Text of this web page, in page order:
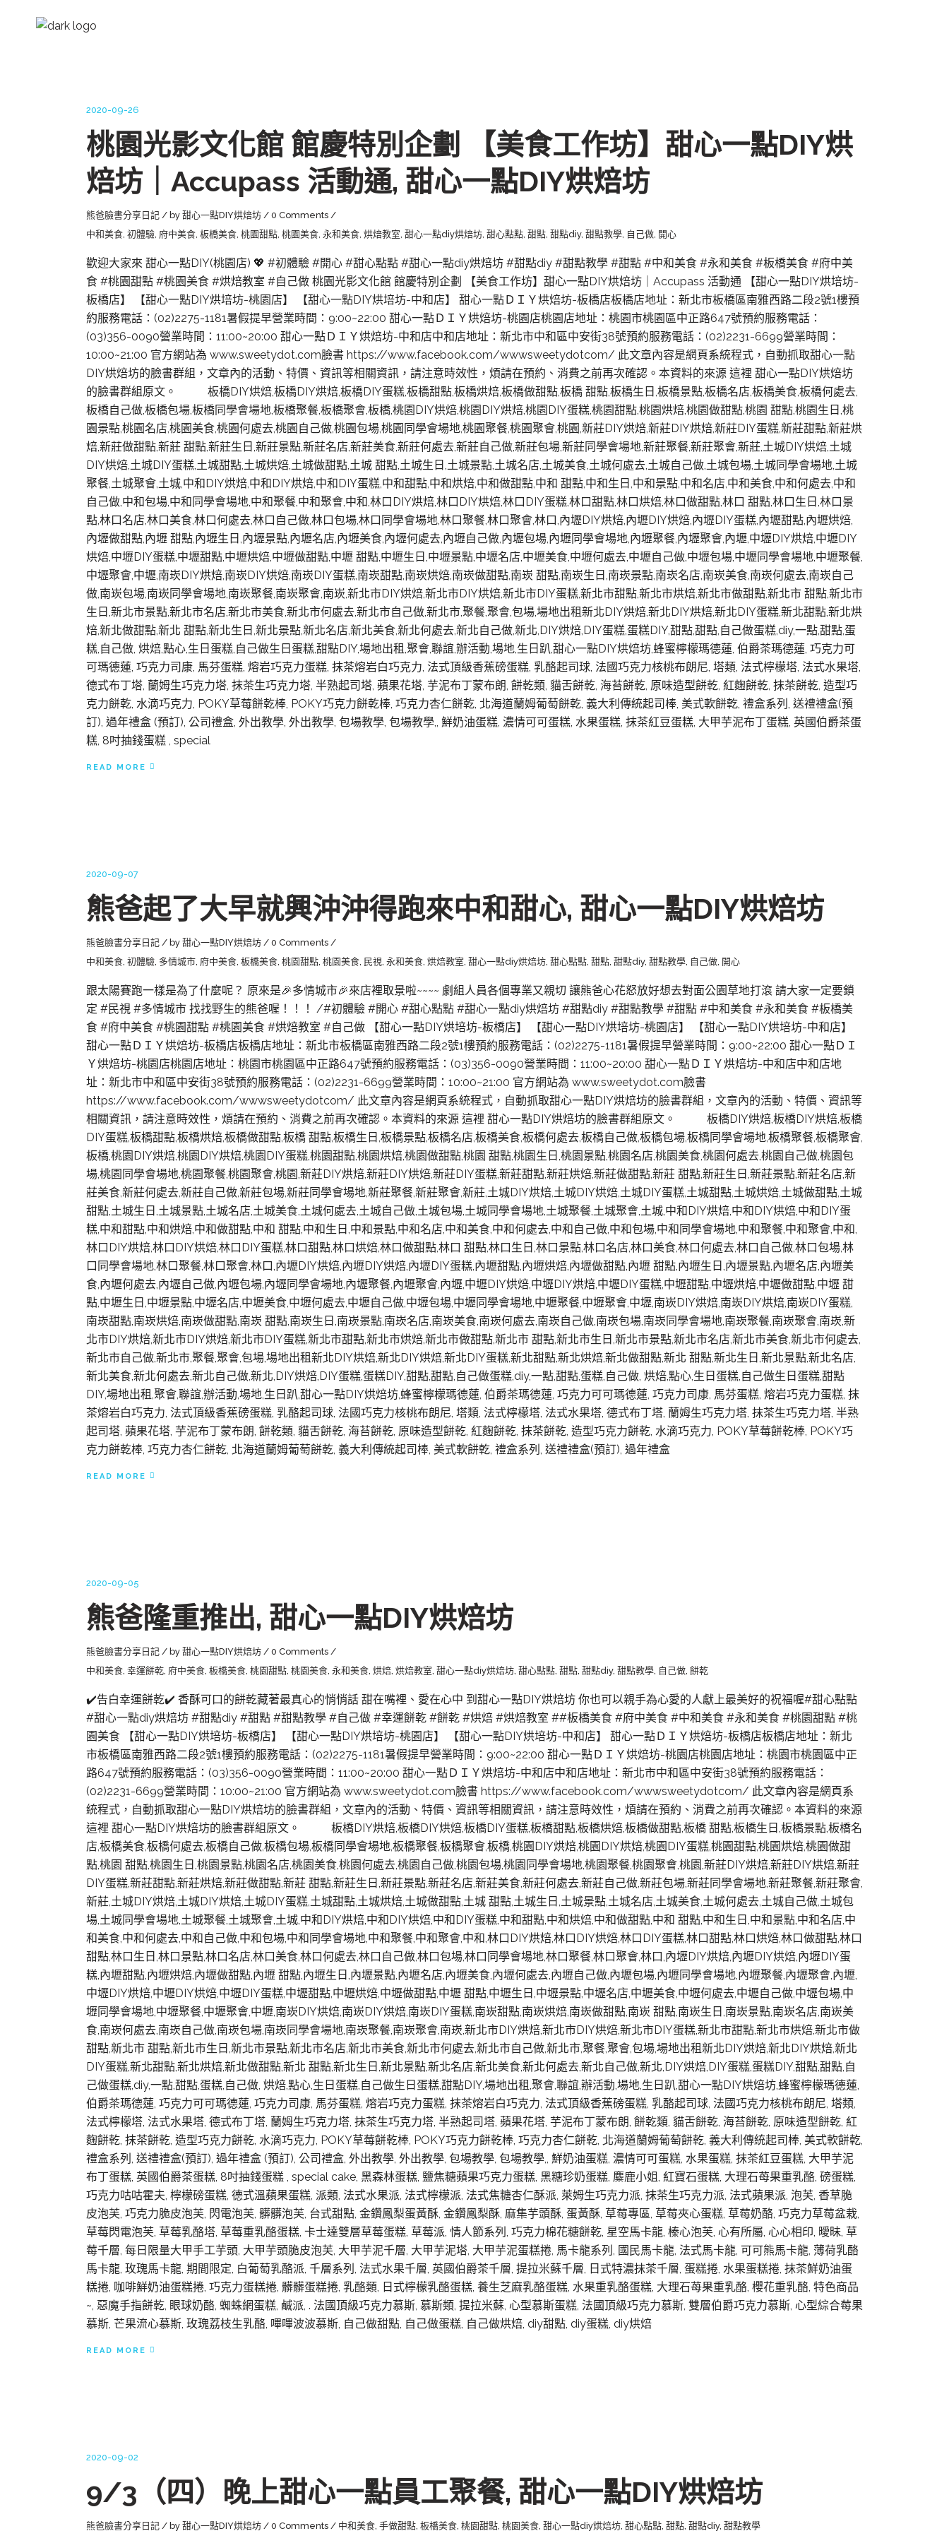
2020-09-26
桃園光影文化館 館慶特別企劃 【美食工作坊】甜心一點DIY烘
焙坊｜Accupass 活動通, 甜心一點DIY烘焙坊
熊爸臉書分享日記 by 甜心一點DIY烘焙坊
0 Comments
中和美食, 初體驗, 府中美食, 板橋美食, 桃園甜點, 桃園美食, 永和美食, 烘焙教室, 甜心一點diy烘焙坊, 甜心點點, 甜點, 甜點diy, 甜點教學, 自己做, 開心
歡迎大家來 甜心一點DIY(桃園店) 💖 #初體驗 #開心 #甜心點點 #甜心一點diy烘焙坊 #甜點diy #甜點教學 #甜點 #中和美食 #永和美食 #板橋美食 #府中美
食 #桃園甜點 #桃園美食 #烘焙教室 #自己做 桃園光影文化館 館慶特別企劃 【美食工作坊】甜心一點DIY烘焙坊｜Accupass 活動通 【甜心一點DIY烘培坊-
板橋店】 【甜心一點DIY烘培坊-桃園店】 【甜心一點DIY烘培坊-中和店】 甜心一點ＤＩＹ烘焙坊-板橋店板橋店地址：新北市板橋區南雅西路二段2號1樓預
約服務電話：(02)2275-1181暑假提早營業時間：9:00~22:00 甜心一點ＤＩＹ烘焙坊-桃園店桃園店地址：桃園市桃園區中正路647號預約服務電話：
(03)356-0090營業時間：11:00~20:00 甜心一點ＤＩＹ烘焙坊-中和店中和店地址：新北市中和區中安街38號預約服務電話：(02)2231-6699營業時間：
10:00~21:00 官方網站為 www.sweetydot.com臉書 https://www.facebook.com/wwwsweetydotcom/ 此文章內容是網頁系統程式，自動抓取甜心一點
DIY烘焙坊的臉書群組，文章內的活動、特價、資訊等相關資訊，請注意時效性，煩請在預約、消費之前再次確認。本資料的來源 這裡 甜心一點DIY烘焙坊
的臉書群組原文。 板橋DIY烘焙,板橋DIY烘焙,板橋DIY蛋糕,板橋甜點,板橋烘焙,板橋做甜點,板橋 甜點,板橋生日,板橋景點,板橋名店,板橋美食,板橋何處去,
板橋自己做,板橋包場,板橋同學會場地,板橋聚餐,板橋聚會,板橋,桃園DIY烘焙,桃園DIY烘焙,桃園DIY蛋糕,桃園甜點,桃園烘焙,桃園做甜點,桃園 甜點,桃園生日,桃
園景點,桃園名店,桃園美食,桃園何處去,桃園自己做,桃園包場,桃園同學會場地,桃園聚餐,桃園聚會,桃園,新莊DIY烘焙,新莊DIY烘焙,新莊DIY蛋糕,新莊甜點,新莊烘
焙,新莊做甜點,新莊 甜點,新莊生日,新莊景點,新莊名店,新莊美食,新莊何處去,新莊自己做,新莊包場,新莊同學會場地,新莊聚餐,新莊聚會,新莊,土城DIY烘焙,土城
DIY烘焙,土城DIY蛋糕,土城甜點,土城烘焙,土城做甜點,土城 甜點,土城生日,土城景點,土城名店,土城美食,土城何處去,土城自己做,土城包場,土城同學會場地,土城
聚餐,土城聚會,土城,中和DIY烘焙,中和DIY烘焙,中和DIY蛋糕,中和甜點,中和烘焙,中和做甜點,中和 甜點,中和生日,中和景點,中和名店,中和美食,中和何處去,中和
自己做,中和包場,中和同學會場地,中和聚餐,中和聚會,中和,林口DIY烘焙,林口DIY烘焙,林口DIY蛋糕,林口甜點,林口烘焙,林口做甜點,林口 甜點,林口生日,林口景
點,林口名店,林口美食,林口何處去,林口自己做,林口包場,林口同學會場地,林口聚餐,林口聚會,林口,內壢DIY烘焙,內壢DIY烘焙,內壢DIY蛋糕,內壢甜點,內壢烘焙,
內壢做甜點,內壢 甜點,內壢生日,內壢景點,內壢名店,內壢美食,內壢何處去,內壢自己做,內壢包場,內壢同學會場地,內壢聚餐,內壢聚會,內壢,中壢DIY烘焙,中壢DIY
烘焙,中壢DIY蛋糕,中壢甜點,中壢烘焙,中壢做甜點,中壢 甜點,中壢生日,中壢景點,中壢名店,中壢美食,中壢何處去,中壢自己做,中壢包場,中壢同學會場地,中壢聚餐,
中壢聚會,中壢,南崁DIY烘焙,南崁DIY烘焙,南崁DIY蛋糕,南崁甜點,南崁烘焙,南崁做甜點,南崁 甜點,南崁生日,南崁景點,南崁名店,南崁美食,南崁何處去,南崁自己
做,南崁包場,南崁同學會場地,南崁聚餐,南崁聚會,南崁,新北市DIY烘焙,新北市DIY烘焙,新北市DIY蛋糕,新北市甜點,新北市烘焙,新北市做甜點,新北市 甜點,新北市
生日,新北市景點,新北市名店,新北市美食,新北市何處去,新北市自己做,新北市,聚餐,聚會,包場,場地出租新北DIY烘焙,新北DIY烘焙,新北DIY蛋糕,新北甜點,新北烘
焙,新北做甜點,新北 甜點,新北生日,新北景點,新北名店,新北美食,新北何處去,新北自己做,新北,DIY烘焙,DIY蛋糕,蛋糕DIY,甜點,甜點,自己做蛋糕,diy,一點,甜點,蛋
糕,自己做, 烘焙,點心,生日蛋糕,自己做生日蛋糕,甜點DIY,場地出租,聚會,聯誼,辦活動,場地,生日趴,甜心一點DIY烘焙坊,蜂蜜檸檬瑪德蓮, 伯爵茶瑪德蓮, 巧克力可
可瑪德蓮, 巧克力司康, 馬芬蛋糕, 熔岩巧克力蛋糕, 抹茶熔岩白巧克力, 法式頂級香蕉磅蛋糕, 乳酪起司球, 法國巧克力核桃布朗尼, 塔類, 法式檸檬塔, 法式水果塔,
德式布丁塔, 蘭姆生巧克力塔, 抹茶生巧克力塔, 半熟起司塔, 蘋果花塔, 芋泥布丁蒙布朗, 餅乾類, 貓舌餅乾, 海苔餅乾, 原味造型餅乾, 紅麴餅乾, 抹茶餅乾, 造型巧
克力餅乾, 水滴巧克力, POKY草莓餅乾棒, POKY巧克力餅乾棒, 巧克力杏仁餅乾, 北海道蘭姆葡萄餅乾, 義大利傳統起司棒, 美式軟餅亁, 禮盒系列, 送禮禮盒(預
訂), 過年禮盒 (預訂), 公司禮盒, 外出教學, 外出教學, 包場教學, 包場教學,, 鮮奶油蛋糕, 濃情可可蛋糕, 水果蛋糕, 抹茶紅豆蛋糕, 大甲芋泥布丁蛋糕, 英國伯爵茶蛋
糕, 8吋抽錢蛋糕 , special
READ MORE
2020-09-07
熊爸起了大早就興沖沖得跑來中和甜心, 甜心一點DIY烘焙坊
熊爸臉書分享日記 by 甜心一點DIY烘焙坊
0 Comments
中和美食, 初體驗, 多情城市, 府中美食, 板橋美食, 桃園甜點, 桃園美食, 民視, 永和美食, 烘焙教室, 甜心一點diy烘焙坊, 甜心點點, 甜點, 甜點diy, 甜點教學, 自己做, 開心
跟太陽賽跑一樣是為了什麼呢？ 原來是🎉多情城市🎉來店裡取景啦~~~~ 劇組人員各個專業又親切 讓熊爸心花怒放好想去對面公園草地打滾 請大家一定要鎖
定 #民視 #多情城市 找找野生的熊爸喔！！！ /#初體驗 #開心 #甜心點點 #甜心一點diy烘焙坊 #甜點diy #甜點教學 #甜點 #中和美食 #永和美食 #板橋美
食 #府中美食 #桃園甜點 #桃園美食 #烘焙教室 #自己做 【甜心一點DIY烘培坊-板橋店】 【甜心一點DIY烘培坊-桃園店】 【甜心一點DIY烘培坊-中和店】
甜心一點ＤＩＹ烘焙坊-板橋店板橋店地址：新北市板橋區南雅西路二段2號1樓預約服務電話：(02)2275-1181暑假提早營業時間：9:00~22:00 甜心一點ＤＩ
Ｙ烘焙坊-桃園店桃園店地址：桃園市桃園區中正路647號預約服務電話：(03)356-0090營業時間：11:00~20:00 甜心一點ＤＩＹ烘焙坊-中和店中和店地
址：新北市中和區中安街38號預約服務電話：(02)2231-6699營業時間：10:00~21:00 官方網站為 www.sweetydot.com臉書
https://www.facebook.com/wwwsweetydotcom/ 此文章內容是網頁系統程式，自動抓取甜心一點DIY烘焙坊的臉書群組，文章內的活動、特價、資訊等
相關資訊，請注意時效性，煩請在預約、消費之前再次確認。本資料的來源 這裡 甜心一點DIY烘焙坊的臉書群組原文。 板橋DIY烘焙,板橋DIY烘焙,板橋
DIY蛋糕,板橋甜點,板橋烘焙,板橋做甜點,板橋 甜點,板橋生日,板橋景點,板橋名店,板橋美食,板橋何處去,板橋自己做,板橋包場,板橋同學會場地,板橋聚餐,板橋聚會,
板橋,桃園DIY烘焙,桃園DIY烘焙,桃園DIY蛋糕,桃園甜點,桃園烘焙,桃園做甜點,桃園 甜點,桃園生日,桃園景點,桃園名店,桃園美食,桃園何處去,桃園自己做,桃園包
場,桃園同學會場地,桃園聚餐,桃園聚會,桃園,新莊DIY烘焙,新莊DIY烘焙,新莊DIY蛋糕,新莊甜點,新莊烘焙,新莊做甜點,新莊 甜點,新莊生日,新莊景點,新莊名店,新
莊美食,新莊何處去,新莊自己做,新莊包場,新莊同學會場地,新莊聚餐,新莊聚會,新莊,土城DIY烘焙,土城DIY烘焙,土城DIY蛋糕,土城甜點,土城烘焙,土城做甜點,土城
甜點,土城生日,土城景點,土城名店,土城美食,土城何處去,土城自己做,土城包場,土城同學會場地,土城聚餐,土城聚會,土城,中和DIY烘焙,中和DIY烘焙,中和DIY蛋
糕,中和甜點,中和烘焙,中和做甜點,中和 甜點,中和生日,中和景點,中和名店,中和美食,中和何處去,中和自己做,中和包場,中和同學會場地,中和聚餐,中和聚會,中和,
林口DIY烘焙,林口DIY烘焙,林口DIY蛋糕,林口甜點,林口烘焙,林口做甜點,林口 甜點,林口生日,林口景點,林口名店,林口美食,林口何處去,林口自己做,林口包場,林
口同學會場地,林口聚餐,林口聚會,林口,內壢DIY烘焙,內壢DIY烘焙,內壢DIY蛋糕,內壢甜點,內壢烘焙,內壢做甜點,內壢 甜點,內壢生日,內壢景點,內壢名店,內壢美
食,內壢何處去,內壢自己做,內壢包場,內壢同學會場地,內壢聚餐,內壢聚會,內壢,中壢DIY烘焙,中壢DIY烘焙,中壢DIY蛋糕,中壢甜點,中壢烘焙,中壢做甜點,中壢 甜
點,中壢生日,中壢景點,中壢名店,中壢美食,中壢何處去,中壢自己做,中壢包場,中壢同學會場地,中壢聚餐,中壢聚會,中壢,南崁DIY烘焙,南崁DIY烘焙,南崁DIY蛋糕,
南崁甜點,南崁烘焙,南崁做甜點,南崁 甜點,南崁生日,南崁景點,南崁名店,南崁美食,南崁何處去,南崁自己做,南崁包場,南崁同學會場地,南崁聚餐,南崁聚會,南崁,新
北市DIY烘焙,新北市DIY烘焙,新北市DIY蛋糕,新北市甜點,新北市烘焙,新北市做甜點,新北市 甜點,新北市生日,新北市景點,新北市名店,新北市美食,新北市何處去,
新北市自己做,新北市,聚餐,聚會,包場,場地出租新北DIY烘焙,新北DIY烘焙,新北DIY蛋糕,新北甜點,新北烘焙,新北做甜點,新北 甜點,新北生日,新北景點,新北名店,
新北美食,新北何處去,新北自己做,新北,DIY烘焙,DIY蛋糕,蛋糕DIY,甜點,甜點,自己做蛋糕,diy,一點,甜點,蛋糕,自己做, 烘焙,點心,生日蛋糕,自己做生日蛋糕,甜點
DIY,場地出租,聚會,聯誼,辦活動,場地,生日趴,甜心一點DIY烘焙坊,蜂蜜檸檬瑪德蓮, 伯爵茶瑪德蓮, 巧克力可可瑪德蓮, 巧克力司康, 馬芬蛋糕, 熔岩巧克力蛋糕, 抹
茶熔岩白巧克力, 法式頂級香蕉磅蛋糕, 乳酪起司球, 法國巧克力核桃布朗尼, 塔類, 法式檸檬塔, 法式水果塔, 德式布丁塔, 蘭姆生巧克力塔, 抹茶生巧克力塔, 半熟
起司塔, 蘋果花塔, 芋泥布丁蒙布朗, 餅乾類, 貓舌餅乾, 海苔餅乾, 原味造型餅乾, 紅麴餅乾, 抹茶餅乾, 造型巧克力餅乾, 水滴巧克力, POKY草莓餅乾棒, POKY巧
克力餅乾棒, 巧克力杏仁餅乾, 北海道蘭姆葡萄餅乾, 義大利傳統起司棒, 美式軟餅亁, 禮盒系列, 送禮禮盒(預訂), 過年禮盒
READ MORE
2020-09-05
熊爸隆重推出, 甜心一點DIY烘焙坊
熊爸臉書分享日記 by 甜心一點DIY烘焙坊
0 Comments
中和美食, 幸運餅乾, 府中美食, 板橋美食, 桃園甜點, 桃園美食, 永和美食, 烘焙, 烘焙教室, 甜心一點diy烘焙坊, 甜心點點, 甜點, 甜點diy, 甜點教學, 自己做, 餅乾
✔️告白幸運餅乾✔️ 香酥可口的餅乾藏著最真心的悄悄話 甜在嘴裡、愛在心中 到甜心一點DIY烘焙坊 你也可以親手為心愛的人獻上最美好的祝福喔#甜心點點
#甜心一點diy烘焙坊 #甜點diy #甜點 #甜點教學 #自己做 #幸運餅乾 #餅乾 #烘焙 #烘焙教室 ##板橋美食 #府中美食 #中和美食 #永和美食 #桃園甜點 #桃
園美食 【甜心一點DIY烘培坊-板橋店】 【甜心一點DIY烘培坊-桃園店】 【甜心一點DIY烘培坊-中和店】 甜心一點ＤＩＹ烘焙坊-板橋店板橋店地址：新北
市板橋區南雅西路二段2號1樓預約服務電話：(02)2275-1181暑假提早營業時間：9:00~22:00 甜心一點ＤＩＹ烘焙坊-桃園店桃園店地址：桃園市桃園區中正
路647號預約服務電話：(03)356-0090營業時間：11:00~20:00 甜心一點ＤＩＹ烘焙坊-中和店中和店地址：新北市中和區中安街38號預約服務電話：
(02)2231-6699營業時間：10:00~21:00 官方網站為 www.sweetydot.com臉書 https://www.facebook.com/wwwsweetydotcom/ 此文章內容是網頁系
統程式，自動抓取甜心一點DIY烘焙坊的臉書群組，文章內的活動、特價、資訊等相關資訊，請注意時效性，煩請在預約、消費之前再次確認。本資料的來源
這裡 甜心一點DIY烘焙坊的臉書群組原文。 板橋DIY烘焙,板橋DIY烘焙,板橋DIY蛋糕,板橋甜點,板橋烘焙,板橋做甜點,板橋 甜點,板橋生日,板橋景點,板橋名
店,板橋美食,板橋何處去,板橋自己做,板橋包場,板橋同學會場地,板橋聚餐,板橋聚會,板橋,桃園DIY烘焙,桃園DIY烘焙,桃園DIY蛋糕,桃園甜點,桃園烘焙,桃園做甜
點,桃園 甜點,桃園生日,桃園景點,桃園名店,桃園美食,桃園何處去,桃園自己做,桃園包場,桃園同學會場地,桃園聚餐,桃園聚會,桃園,新莊DIY烘焙,新莊DIY烘焙,新莊
DIY蛋糕,新莊甜點,新莊烘焙,新莊做甜點,新莊 甜點,新莊生日,新莊景點,新莊名店,新莊美食,新莊何處去,新莊自己做,新莊包場,新莊同學會場地,新莊聚餐,新莊聚會,
新莊,土城DIY烘焙,土城DIY烘焙,土城DIY蛋糕,土城甜點,土城烘焙,土城做甜點,土城 甜點,土城生日,土城景點,土城名店,土城美食,土城何處去,土城自己做,土城包
場,土城同學會場地,土城聚餐,土城聚會,土城,中和DIY烘焙,中和DIY烘焙,中和DIY蛋糕,中和甜點,中和烘焙,中和做甜點,中和 甜點,中和生日,中和景點,中和名店,中
和美食,中和何處去,中和自己做,中和包場,中和同學會場地,中和聚餐,中和聚會,中和,林口DIY烘焙,林口DIY烘焙,林口DIY蛋糕,林口甜點,林口烘焙,林口做甜點,林口
甜點,林口生日,林口景點,林口名店,林口美食,林口何處去,林口自己做,林口包場,林口同學會場地,林口聚餐,林口聚會,林口,內壢DIY烘焙,內壢DIY烘焙,內壢DIY蛋
糕,內壢甜點,內壢烘焙,內壢做甜點,內壢 甜點,內壢生日,內壢景點,內壢名店,內壢美食,內壢何處去,內壢自己做,內壢包場,內壢同學會場地,內壢聚餐,內壢聚會,內壢,
中壢DIY烘焙,中壢DIY烘焙,中壢DIY蛋糕,中壢甜點,中壢烘焙,中壢做甜點,中壢 甜點,中壢生日,中壢景點,中壢名店,中壢美食,中壢何處去,中壢自己做,中壢包場,中
壢同學會場地,中壢聚餐,中壢聚會,中壢,南崁DIY烘焙,南崁DIY烘焙,南崁DIY蛋糕,南崁甜點,南崁烘焙,南崁做甜點,南崁 甜點,南崁生日,南崁景點,南崁名店,南崁美
食,南崁何處去,南崁自己做,南崁包場,南崁同學會場地,南崁聚餐,南崁聚會,南崁,新北市DIY烘焙,新北市DIY烘焙,新北市DIY蛋糕,新北市甜點,新北市烘焙,新北市做
甜點,新北市 甜點,新北市生日,新北市景點,新北市名店,新北市美食,新北市何處去,新北市自己做,新北市,聚餐,聚會,包場,場地出租新北DIY烘焙,新北DIY烘焙,新北
DIY蛋糕,新北甜點,新北烘焙,新北做甜點,新北 甜點,新北生日,新北景點,新北名店,新北美食,新北何處去,新北自己做,新北,DIY烘焙,DIY蛋糕,蛋糕DIY,甜點,甜點,自
己做蛋糕,diy,一點,甜點,蛋糕,自己做, 烘焙,點心,生日蛋糕,自己做生日蛋糕,甜點DIY,場地出租,聚會,聯誼,辦活動,場地,生日趴,甜心一點DIY烘焙坊,蜂蜜檸檬瑪德蓮,
伯爵茶瑪德蓮, 巧克力可可瑪德蓮, 巧克力司康, 馬芬蛋糕, 熔岩巧克力蛋糕, 抹茶熔岩白巧克力, 法式頂級香蕉磅蛋糕, 乳酪起司球, 法國巧克力核桃布朗尼, 塔類,
法式檸檬塔, 法式水果塔, 德式布丁塔, 蘭姆生巧克力塔, 抹茶生巧克力塔, 半熟起司塔, 蘋果花塔, 芋泥布丁蒙布朗, 餅乾類, 貓舌餅乾, 海苔餅乾, 原味造型餅乾, 紅
麴餅乾, 抹茶餅乾, 造型巧克力餅乾, 水滴巧克力, POKY草莓餅乾棒, POKY巧克力餅乾棒, 巧克力杏仁餅乾, 北海道蘭姆葡萄餅乾, 義大利傳統起司棒, 美式軟餅亁,
禮盒系列, 送禮禮盒(預訂), 過年禮盒 (預訂), 公司禮盒, 外出教學, 外出教學, 包場教學, 包場教學,, 鮮奶油蛋糕, 濃情可可蛋糕, 水果蛋糕, 抹茶紅豆蛋糕, 大甲芋泥
布丁蛋糕, 英國伯爵茶蛋糕, 8吋抽錢蛋糕 , special cake, 黑森林蛋糕, 鹽焦糖蘋果巧克力蛋糕, 黑糖珍奶蛋糕, 麋鹿小姐, 紅寶石蛋糕, 大理石苺果重乳酪, 磅蛋糕,
巧克力咕咕霍夫, 檸檬磅蛋糕, 德式溫蘋果蛋糕, 派類, 法式水果派, 法式檸檬派, 法式焦糖杏仁酥派, 萊姆生巧克力派, 抹茶生巧克力派, 法式蘋果派, 泡芙, 香草脆
皮泡芙, 巧克力脆皮泡芙, 閃電泡芙, 髒髒泡芙, 台式甜點, 金鑽鳳梨蛋黃酥, 金鑽鳳梨酥, 麻集芋頭酥, 蛋黃酥, 草莓專區, 草莓夾心蛋糕, 草莓奶酪, 巧克力草莓盆栽,
草莓閃電泡芙, 草莓乳酪塔, 草莓重乳酪蛋糕, 卡士達雙層草莓蛋糕, 草莓派, 情人節系列, 巧克力棉花糖餅乾, 星空馬卡龍, 榛心泡芙, 心有所屬, 心心相印, 曖昧, 草
莓千層, 每日限量大甲手工芋頭, 大甲芋頭脆皮泡芙, 大甲芋泥千層, 大甲芋泥塔, 大甲芋泥蛋糕捲, 馬卡龍系列, 國民馬卡龍, 法式馬卡龍, 可可熊馬卡龍, 薄荷乳酪
馬卡龍, 玫瑰馬卡龍, 期間限定, 白葡萄乳酪派, 千層系列, 法式水果千層, 英國伯爵茶千層, 提拉米蘇千層, 日式特濃抹茶千層, 蛋糕捲, 水果蛋糕捲, 抹茶鮮奶油蛋
糕捲, 咖啡鮮奶油蛋糕捲, 巧克力蛋糕捲, 髒髒蛋糕捲, 乳酪類, 日式檸檬乳酪蛋糕, 養生芝麻乳酪蛋糕, 水果重乳酪蛋糕, 大理石苺果重乳酪, 櫻花重乳酪, 特色商品
~, 惡魔手指餅乾, 眼球奶酪, 蜘蛛網蛋糕, 鹹派, . 法國頂級巧克力慕斯, 慕斯類, 提拉米蘇, 心型慕斯蛋糕, 法國頂級巧克力慕斯, 雙層伯爵巧克力慕斯, 心型綜合莓果
慕斯, 芒果流心慕斯, 玫瑰荔枝生乳酪, 嗶嗶波波慕斯, 自己做甜點, 自己做蛋糕, 自己做烘焙, diy甜點, diy蛋糕, diy烘焙
READ MORE
2020-09-02
9/3（四）晚上甜心一點員工聚餐, 甜心一點DIY烘焙坊
熊爸臉書分享日記 by 甜心一點DIY烘焙坊 0 Comments 中和美食, 手做甜點, 板橋美食, 桃園甜點, 桃園美食, 甜心一點diy烘焙坊, 甜心點點, 甜點, 甜點diy, 甜點教學